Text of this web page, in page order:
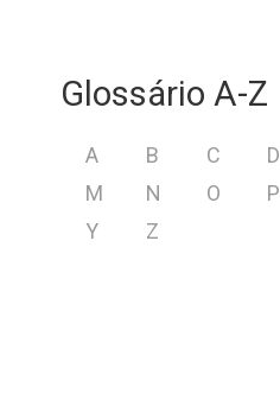
Glossário A-Z
A B C D
M
N O P
Y
Z